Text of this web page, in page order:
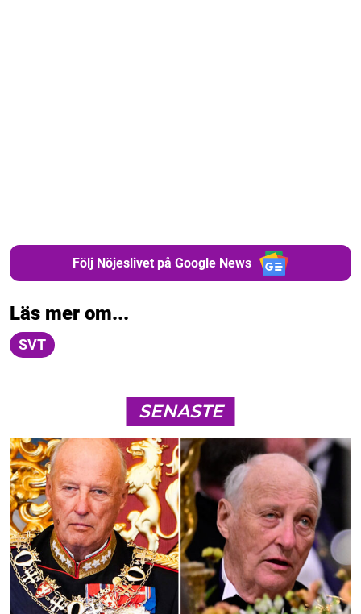
Följ Nöjeslivet på Google News
Läs mer om...
SVT
SENASTE